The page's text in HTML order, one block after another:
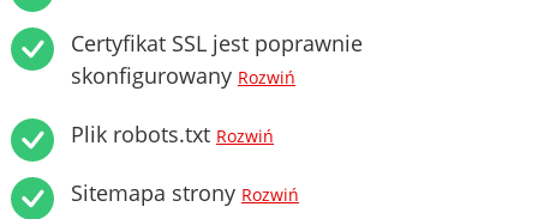
Certyfikat SSL jest poprawnie
skonfigurowany Rozwiń
Plik robots.txt Rozwiń
Sitemapa strony Rozwiń